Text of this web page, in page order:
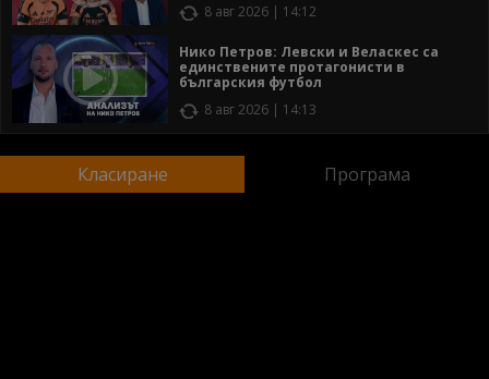
8 авг 2026 | 14:12
Нико Петров: Левски и Веласкес са
единствените протагонисти в
българския футбол
8 авг 2026 | 14:13
Класиране Програма